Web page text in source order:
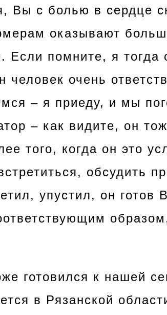
Вы с болью в сердце
оказывают
Если помните, я тогда
человек очень
– я приеду, и мы
– как видите, он
того, когда он это
обсудить
упустил, он готов
готовился к нашей
в Рязанской